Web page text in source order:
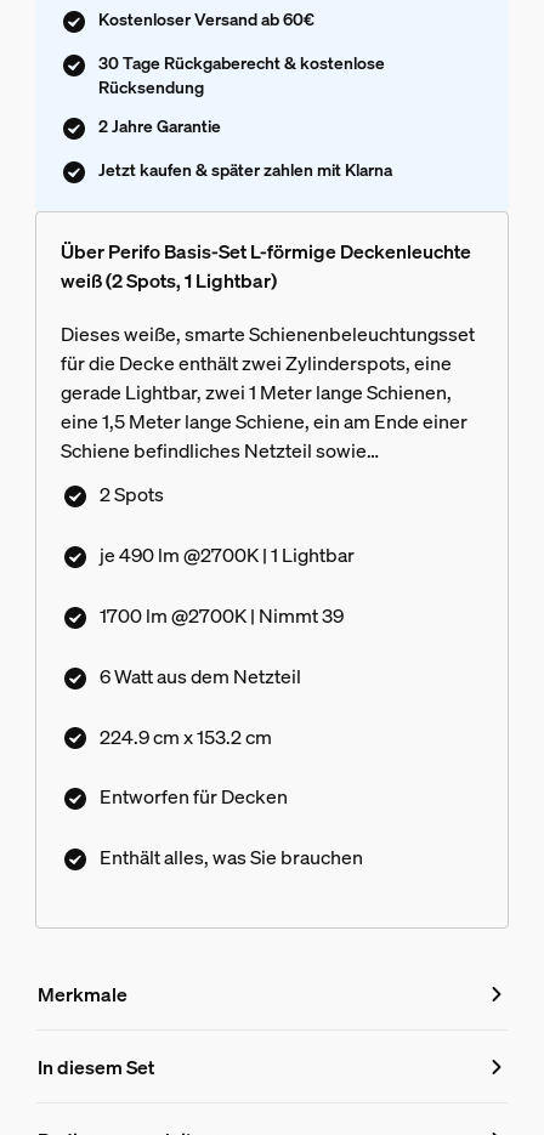
Kostenloser Versand ab 60€
30 Tage Rückgaberecht & kostenlose
Rücksendung
2 Jahre Garantie
Jetzt kaufen & später zahlen mit Klarna
Über Perifo Basis-Set L-förmige Deckenleuchte
weiß (2 Spots, 1 Lightbar)
Dieses weiße, smarte Schienenbeleuchtungsset
für die Decke enthält zwei Zylinderspots, eine
gerade Lightbar, zwei 1 Meter lange Schienen,
eine 1,5 Meter lange Schiene, ein am Ende einer
Schiene befindliches Netzteil sowie
Steckverbinder für eine nach links gehende L-
Form.
2 Spots
je 490 lm @2700K | 1 Lightbar
1700 lm @2700K | Nimmt 39
6 Watt aus dem Netzteil
224.9 cm x 153.2 cm
Entworfen für Decken
Enthält alles, was Sie brauchen
Merkmale
Merkmale
In diesem Set